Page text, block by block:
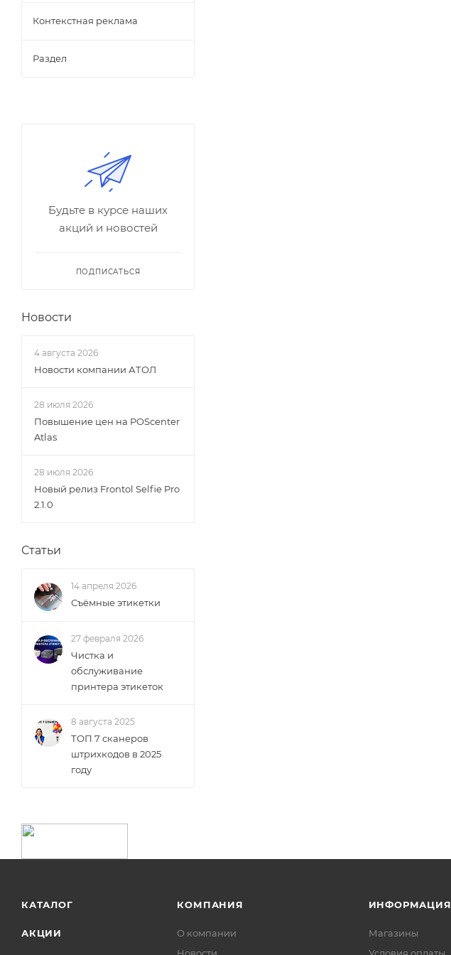
Контекстная реклама
Раздел
Будьте в курсе наших
акций и новостей
ПОДПИСАТЬСЯ
Новости
4 августа 2026
Новости компании АТОЛ
28 июля 2026
Повышение цен на POScenter
Atlas
28 июля 2026
Новый релиз Frontol Selfie Pro
2.1.0
Статьи
14 апреля 2026
Съёмные этикетки
27 февраля 2026
Чистка и
обслуживание
принтера этикеток
8 августа 2025
ТОП 7 сканеров
штрихкодов в 2025
году
КАТАЛОГ
АКЦИИ
КОМПАНИЯ
О компании
ИНФОРМАЦИЯ
Магазины